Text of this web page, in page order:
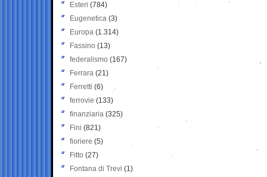
Esteri (784)
Eugenetica (3)
Europa (1.314)
Fassino (13)
federalismo (167)
Ferrara (21)
Ferretti (6)
ferrovie (133)
finanziaria (325)
Fini (821)
fioriere (5)
Fitto (27)
Fontana di Trevi (1)